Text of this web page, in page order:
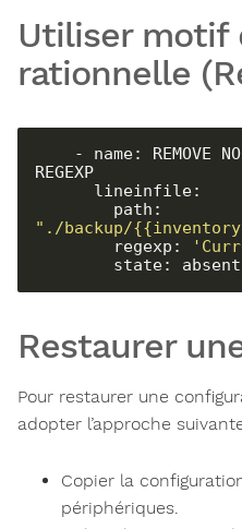
Utiliser motif
rationnelle
REGEXP
"./backup/
        regexp:
        state: absent
Restaurer
Pour restaurer une
adopter l’approche
Copier la
périphériques.